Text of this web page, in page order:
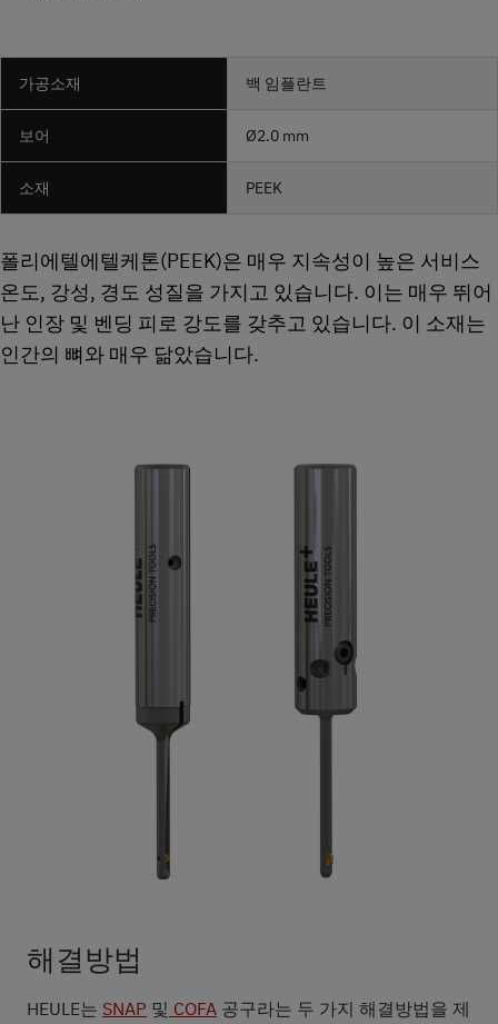
가공소재 백 임플란트
보어 Ø2.0 mm
소재 PEEK
폴리에텔에텔케톤(PEEK)은 매우 지속성이 높은 서비스
온도, 강성, 경도 성질을 가지고 있습니다. 이는 매우 뛰어
난 인장 및 벤딩 피로 강도를 갖추고 있습니다. 이 소재는
인간의 뼈와 매우 닮았습니다.
해결방법
HEULE는 SNAP 및 COFA 공구라는 두 가지 해결방법을 제